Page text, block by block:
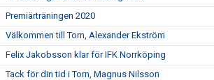
Premiärträningen 2020
Välkommen till Torn, Alexander Ekström
Felix Jakobsson klar för IFK Norrköping
Tack för din tid i Torn, Magnus Nilsson